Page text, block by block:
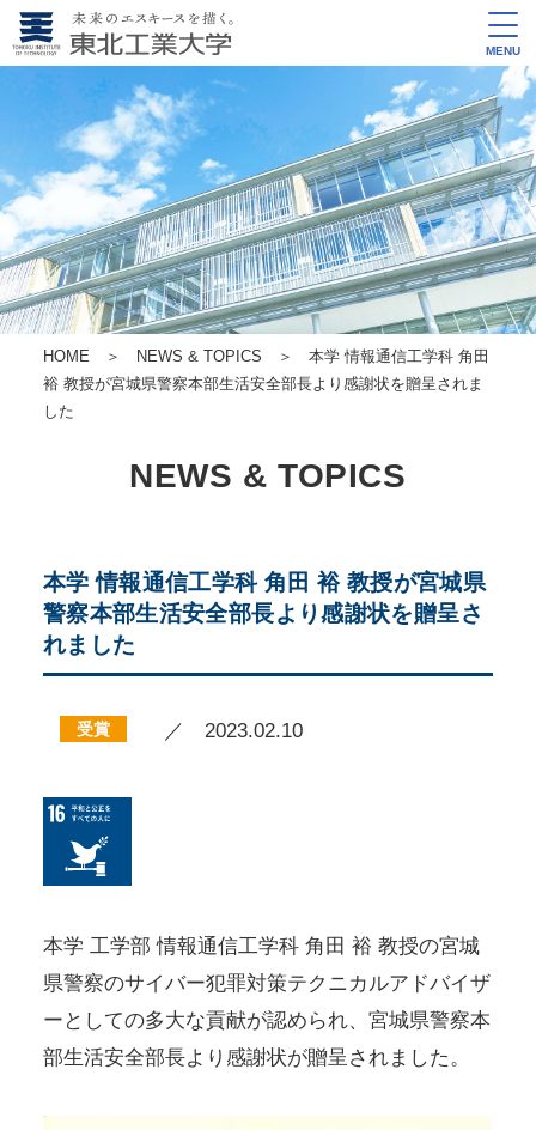
MENU
HOME ＞ NEWS & TOPICS ＞ 本学 情報通信工学科 角田
裕 教授が宮城県警察本部生活安全部長より感謝状を贈呈されま
した
NEWS & TOPICS
本学 情報通信工学科 角田 裕 教授が宮城県
警察本部生活安全部長より感謝状を贈呈さ
れました
受賞 ／ 2023.02.10
本学 工学部 情報通信工学科 角田 裕 教授の宮城
県警察のサイバー犯罪対策テクニカルアドバイザ
ーとしての多大な貢献が認められ、宮城県警察本
部生活安全部長より感謝状が贈呈されました。